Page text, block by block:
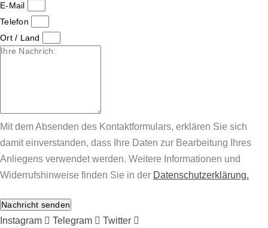
E-Mail
Telefon
Ort / Land
Mit dem Absenden des Kontaktformulars, erklären Sie sich
damit einverstanden, dass Ihre Daten zur Bearbeitung Ihres
Anliegens verwendet werden. Weitere Informationen und
Widerrufshinweise finden Sie in der Datenschutzerklärung.
Nachricht senden
Instagram Telegram Twitter